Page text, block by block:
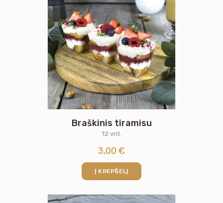
Braškinis tiramisu
12 vnt.
3,00 €
Į KREPŠELĮ